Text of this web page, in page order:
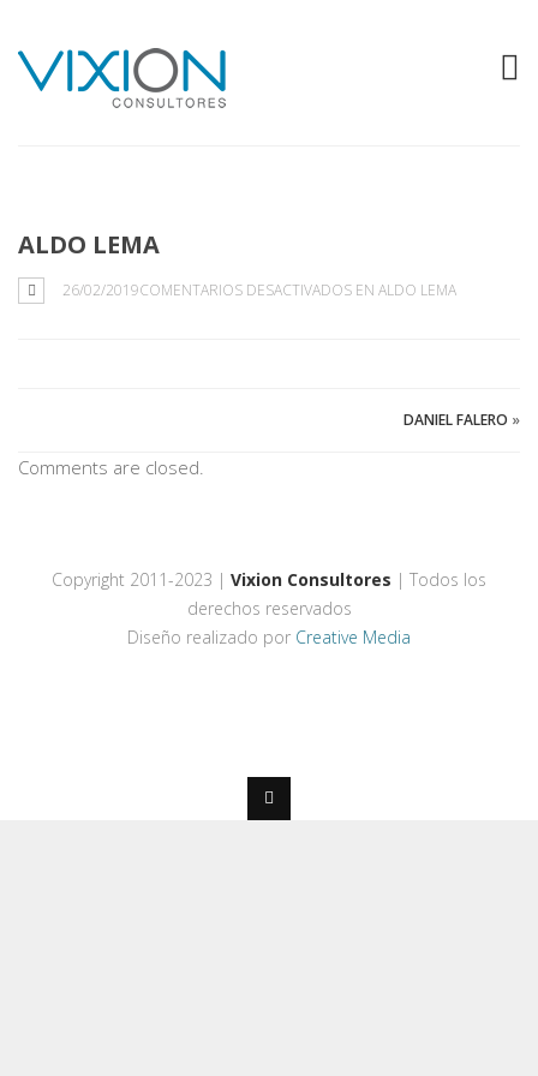
ALDO LEMA
26/02/2019COMENTARIOS DESACTIVADOS EN ALDO LEMA
DANIEL FALERO »
Comments are closed.
Copyright 2011-2023 | Vixion Consultores | Todos los
derechos reservados
Diseño realizado por Creative Media